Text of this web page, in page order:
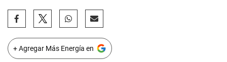
+ Agregar Más Energía en